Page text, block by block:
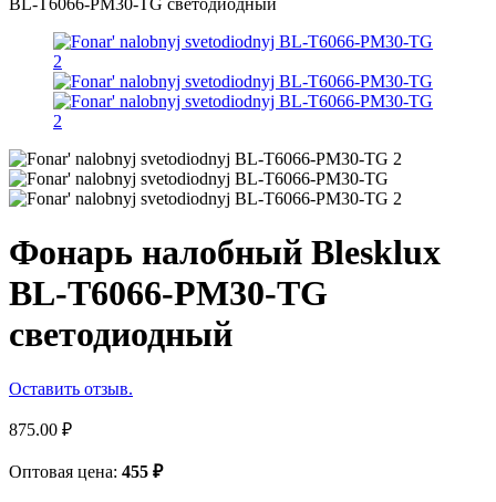
BL-T6066-PM30-TG светодиодный
Фонарь налобный Blesklux
BL-T6066-PM30-TG
светодиодный
Оставить отзыв.
875.00 ₽
Оптовая цена: 455 ₽